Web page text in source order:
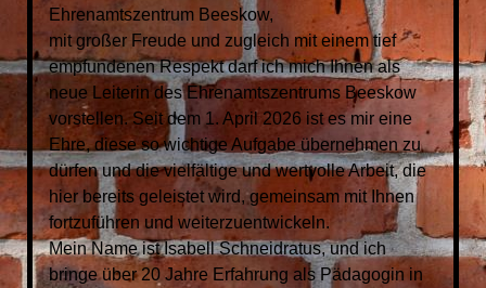
Ehrenamtszentrum Beeskow,
mit großer Freude und zugleich mit einem tief
empfundenen Respekt darf ich mich Ihnen als
neue Leiterin des Ehrenamtszentrums Beeskow
vorstellen. Seit dem 1. April 2026 ist es mir eine
Ehre, diese so wichtige Aufgabe übernehmen zu
dürfen und die vielfältige und wertvolle Arbeit, die
hier bereits geleistet wird, gemeinsam mit Ihnen
fortzuführen und weiterzuentwickeln.
Mein Name ist Isabell Schneidratus, und ich
bringe über 20 Jahre Erfahrung als Pädagogin in